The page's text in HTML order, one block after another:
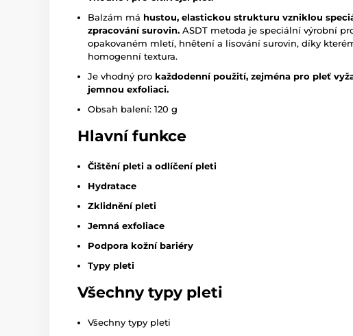
Balzám má hustou, elastickou strukturu vzniklou
zpracování surovin. ASDT metoda je speciální výrobní
opakovaném mletí, hnětení a lisování surovin, díky
homogenní textura.
Je vhodný pro každodenní použití, zejména pro pleť
jemnou exfoliaci.
Obsah balení: 120 g
Hlavní funkce
Čištění pleti a odlíčení pleti
Hydratace
Zklidnění pleti
Jemná exfoliace
Podpora kožní bariéry
Typy pleti
Všechny typy pleti
Všechny typy pleti